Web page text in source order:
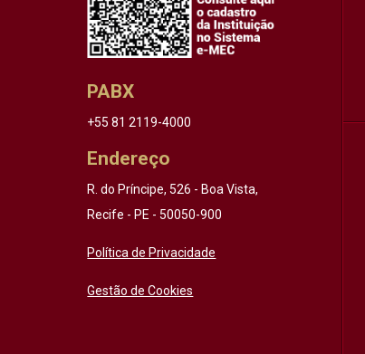
PABX
+55 81 2119-4000
Endereço
R. do Príncipe, 526 - Boa Vista,
Recife - PE - 50050-900
Política de Privacidade
Gestão de Cookies